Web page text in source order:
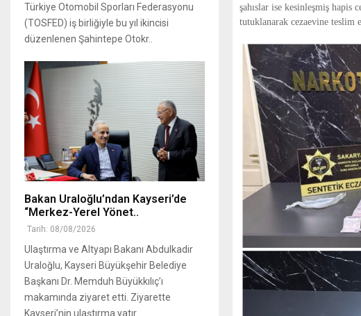
şahıslar ise kesinleşmiş
tutuklanarak cezaevine teslim
Türkiye Otomobil Sporları Federasyonu
(TOSFED) iş birliğiyle bu yıl ikincisi
düzenlenen Şahintepe Otokr..
Bakan Uraloğlu’ndan Kayseri’de
“Merkez-Yerel Yönet..
Tarih: 08/08/2026
Ulaştırma ve Altyapı Bakanı Abdulkadir
Uraloğlu, Kayseri Büyükşehir Belediye
Başkanı Dr. Memduh Büyükkılıç’ı
makamında ziyaret etti. Ziyarette
Kayseri’nin ulaştırma yatır..